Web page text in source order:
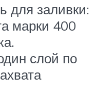
для заливки:
марки 400
слой по